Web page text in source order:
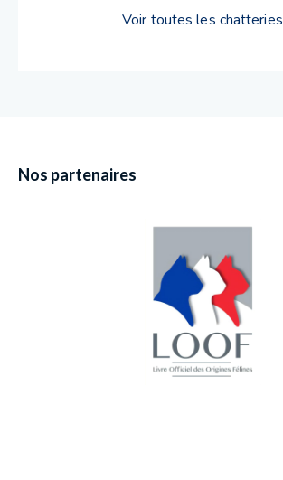
Voir toutes les chatteries
Nos partenaires